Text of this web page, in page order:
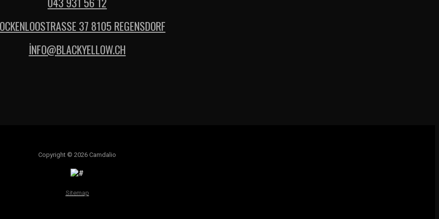
37 8105 REGENSDORF
İNFO@BLACKYELLOW.CH
Copyright © 2026 Camdalio
Sitemap